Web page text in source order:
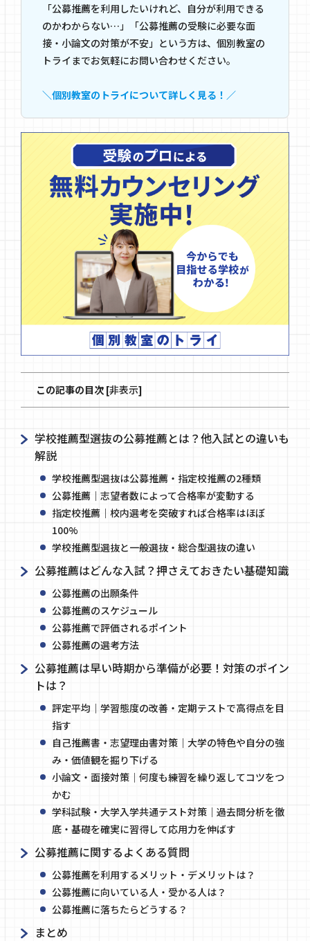
「公募推薦を利用したいけれど、自分が利用できる
のかわからない…」「公募推薦の受験に必要な面
接・小論文の対策が不安」という方は、個別教室の
トライまでお気軽にお問い合わせください。
＼個別教室のトライについて詳しく見る！／
この記事の目次 [非表示]
学校推薦型選抜の公募推薦とは？他入試との違いも
解説
学校推薦型選抜は公募推薦・指定校推薦の2種類
公募推薦｜志望者数によって合格率が変動する
指定校推薦｜校内選考を突破すれば合格率はほぼ
100%
学校推薦型選抜と一般選抜・総合型選抜の違い
公募推薦はどんな入試？押さえておきたい基礎知識
公募推薦の出願条件
公募推薦のスケジュール
公募推薦で評価されるポイント
公募推薦の選考方法
公募推薦は早い時期から準備が必要！対策のポイン
トは？
評定平均｜学習態度の改善・定期テストで高得点を目
指す
自己推薦書・志望理由書対策｜大学の特色や自分の強
み・価値観を掘り下げる
小論文・面接対策｜何度も練習を繰り返してコツをつ
かむ
学科試験・大学入学共通テスト対策｜過去問分析を徹
底・基礎を確実に習得して応用力を伸ばす
公募推薦に関するよくある質問
公募推薦を利用するメリット・デメリットは？
公募推薦に向いている人・受かる人は？
公募推薦に落ちたらどうする？
まとめ